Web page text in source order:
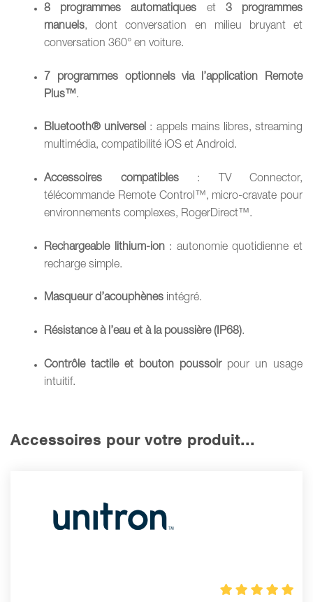
8 programmes automatiques et 3 programmes
manuels, dont conversation en milieu bruyant et
conversation 360° en voiture.
7 programmes optionnels via l’application Remote
Plus™.
Bluetooth® universel : appels mains libres, streaming
multimédia, compatibilité iOS et Android.
Accessoires compatibles: TV Connector,
télécommande Remote Control™, micro-cravate pour
environnements complexes, RogerDirect™.
Rechargeable lithium-ion: autonomie quotidienne et
recharge simple.
Masqueur d’acouphènes intégré.
Résistance à l’eau et à la poussière (IP68).
Contrôle tactile et bouton poussoirpour un usage
intuitif.
Accessoires pour votre produit...